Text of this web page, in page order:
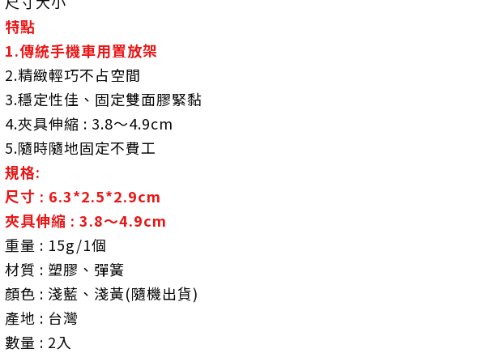
特點
1.傳統手機車用置放架
2.精緻輕巧不占空間
3.穩定性佳、固定雙面膠緊黏
4.夾具伸縮 : 3.8～4.9cm
5.隨時隨地固定不費工
規格:
尺寸 : 6.3*2.5*2.9cm
夾具伸縮 : 3.8～4.9cm
重量 : 15g/1個
材質 : 塑膠、彈簧
顏色 : 淺藍、淺黃(隨機出貨)
產地 : 台灣
數量 : 2入